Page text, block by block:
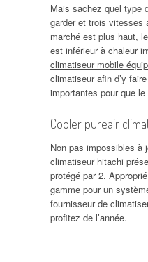
Mais sachez quel type
garder et trois vitesses
marché est plus haut,
est inférieur à chaleur
climatiseur mobile
climatiseur afin d’y
importantes pour que
Cooler pureair
Non pas impossibles à
climatiseur hitachi
protégé par 2.
gamme pour un
fournisseur de
profitez de l’année.